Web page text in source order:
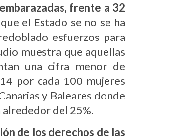
frente a 32
el Estado se no se ha
esfuerzos para
muestra que aquellas
una cifra menor de
por cada 100 mujeres
y Baleares donde
alrededor del 25%.
de los derechos de las